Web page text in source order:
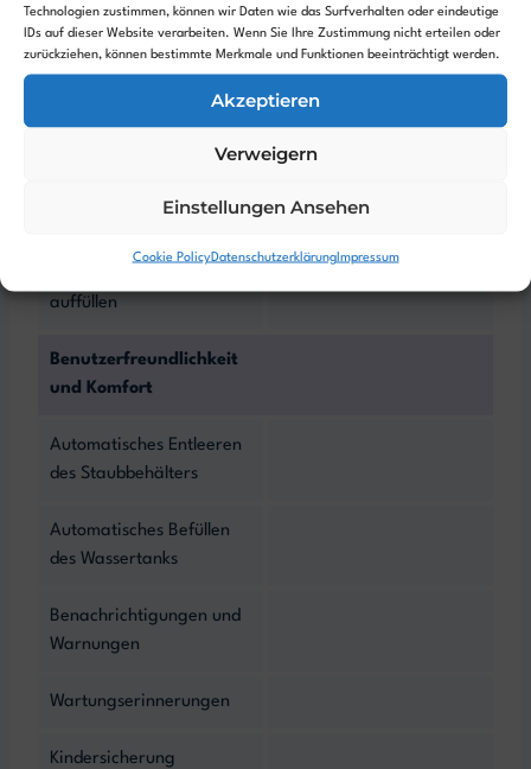
Technologien zustimmen, können wir Daten wie das Surfverhalten oder eindeutige
IDs auf dieser Website verarbeiten. Wenn Sie Ihre Zustimmung nicht erteilen oder
zurückziehen, können bestimmte Merkmale und Funktionen beeinträchtigt werden.
Akzeptieren
Verweigern
Einstellungen Ansehen
Cookie PolicyDatenschutzerklärungImpressum
Reinigungsstation
-
-
Abwasser Station -
auffüllen
Benutzerfreundlichkeit
und Komfort
Automatisches Entleeren
des Staubbehälters
Automatisches Befüllen
des Wassertanks
Benachrichtigungen und
Warnungen
Wartungserinnerungen
Kindersicherung